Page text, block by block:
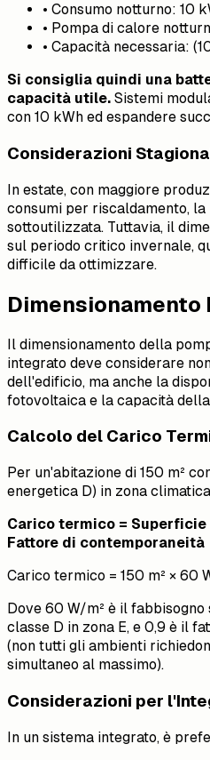
• Consumo notturno: 10
• Pompa di calore
• Capacità necessaria:
Si consiglia quindi una
capacità utile. Sistemi
con 10 kWh ed espandere
Considerazioni
In estate, con maggiore
consumi per riscaldamento,
sottoutilizzata. Tuttavia, il
sul periodo critico invernale,
difficile da ottimizzare.
Dimensionamento
Il dimensionamento della
integrato deve considerare
dell'edificio, ma anche la
fotovoltaica e la capacità
Calcolo del Carico
Per un'abitazione di 150 m²
energetica D) in zona
Carico termico =
Fattore di contemporaneità
Carico termico = 150 m² × 60
Dove 60 W/m² è il
classe D in zona E, e 0,9 è il
(non tutti gli ambienti
simultaneo al massimo).
Considerazioni per
In un sistema integrato, è